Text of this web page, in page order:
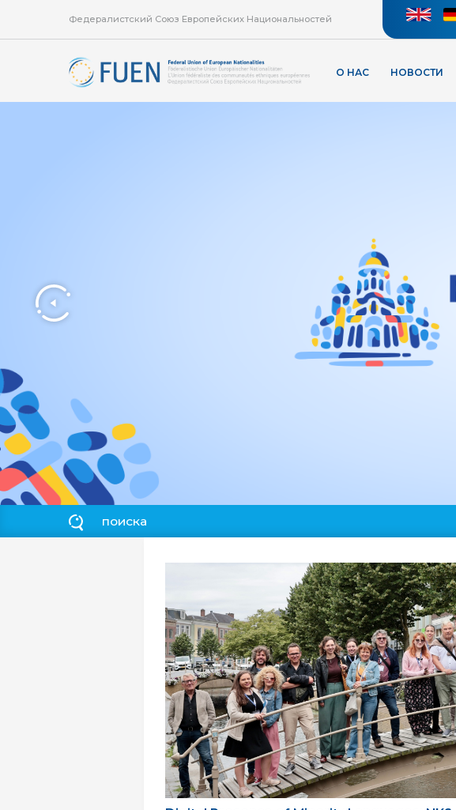
Федералистский Союз Европейских Национальностей
О НАС НОВОСТИ